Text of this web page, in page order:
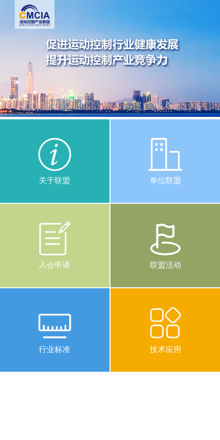
关于联盟 单位联盟
入会申请 联盟活动
行业标准 技术应用